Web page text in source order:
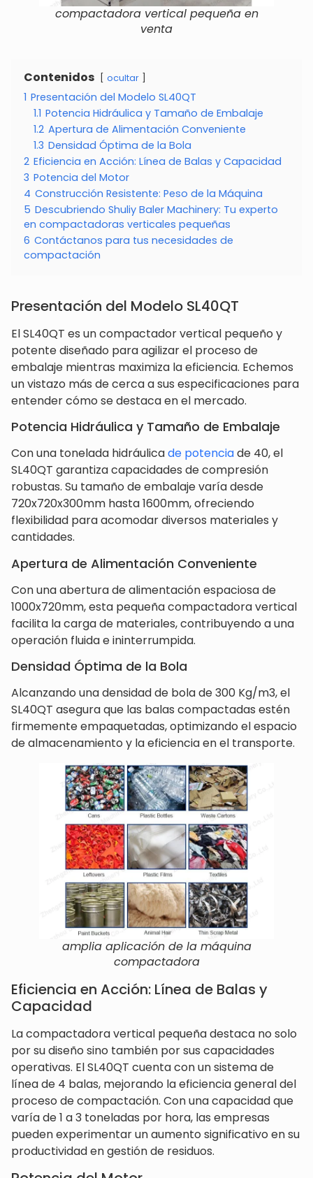
compactadora vertical pequeña en
venta
Contenidos ocultar
1 Presentación del Modelo SL40QT
1.1 Potencia Hidráulica y Tamaño de Embalaje
1.2 Apertura de Alimentación Conveniente
1.3 Densidad Óptima de la Bola
2 Eficiencia en Acción: Línea de Balas y Capacidad
3 Potencia del Motor
4 Construcción Resistente: Peso de la Máquina
5 Descubriendo Shuliy Baler Machinery: Tu experto
en compactadoras verticales pequeñas
6 Contáctanos para tus necesidades de
compactación
Presentación del Modelo SL40QT
El SL40QT es un compactador vertical pequeño y
potente diseñado para agilizar el proceso de
embalaje mientras maximiza la eficiencia. Echemos
un vistazo más de cerca a sus especificaciones para
entender cómo se destaca en el mercado.
Potencia Hidráulica y Tamaño de Embalaje
Con una tonelada hidráulicade potenciade 40, el
SL40QT garantiza capacidades de compresión
robustas. Su tamaño de embalaje varía desde
720x720x300mm hasta 1600mm, ofreciendo
flexibilidad para acomodar diversos materiales y
cantidades.
Apertura de Alimentación Conveniente
Con una abertura de alimentación espaciosa de
1000x720mm, esta pequeña compactadora vertical
facilita la carga de materiales, contribuyendo a una
operación fluida e ininterrumpida.
Densidad Óptima de la Bola
Alcanzando una densidad de bola de 300 Kg/m3, el
SL40QT asegura que las balas compactadas estén
firmemente empaquetadas, optimizando el espacio
de almacenamiento y la eficiencia en el transporte.
amplia aplicación de la máquina
compactadora
Eficiencia en Acción: Línea de Balas y
Capacidad
La compactadora vertical pequeña destaca no solo
por su diseño sino también por sus capacidades
operativas. El SL40QT cuenta con un sistema de
línea de 4 balas, mejorando la eficiencia general del
proceso de compactación. Con una capacidad que
varía de 1 a 3 toneladas por hora, las empresas
pueden experimentar un aumento significativo en su
productividad en gestión de residuos.